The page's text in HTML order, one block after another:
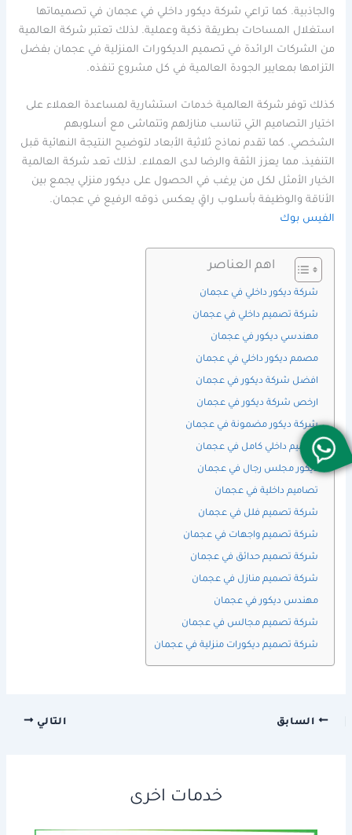
والجاذبية. كما تراعي شركة ديكور داخلي في عجمان في تصميماتها
استغلال المساحات بطريقة ذكية وعملية. لذلك تعتبر شركة العالمية
من الشركات الرائدة في تصميم الديكورات المنزلية في عجمان بفضل
التزامها بمعايير الجودة العالمية في كل مشروع تنفذه.
كذلك توفر شركة العالمية خدمات استشارية لمساعدة العملاء على
اختيار التصاميم التي تناسب منازلهم وتتماشى مع أسلوبهم
الشخصي. كما تقدم نماذج ثلاثية الأبعاد لتوضيح النتيجة النهائية قبل
التنفيذ، مما يعزز الثقة والرضا لدى العملاء. لذلك تعد شركة العالمية
الخيار الأمثل لكل من يرغب في الحصول على ديكور منزلي يجمع بين
الأناقة والوظيفة بأسلوب راقٍ يعكس ذوقه الرفيع في عجمان.
الفيس بوك
اهم العناصر
شركة ديكور داخلي في عجمان
شركة تصميم داخلي في عجمان
مهندسي ديكور في عجمان
مصمم ديكور داخلي في عجمان
افضل شركة ديكور في عجمان
ارخص شركة ديكور في عجمان
شركة ديكور مضمونة في عجمان
تصميم داخلي كامل في عجمان
ديكور مجلس رجال في عجمان
تصاميم داخلية في عجمان
شركة تصميم فلل في عجمان
شركة تصميم واجهات في عجمان
شركة تصميم حدائق في عجمان
شركة تصميم منازل في عجمان
مهندس ديكور في عجمان
شركة تصميم مجالس في عجمان
شركة تصميم ديكورات منزلية في عجمان
السابق التالي
خدمات اخرى